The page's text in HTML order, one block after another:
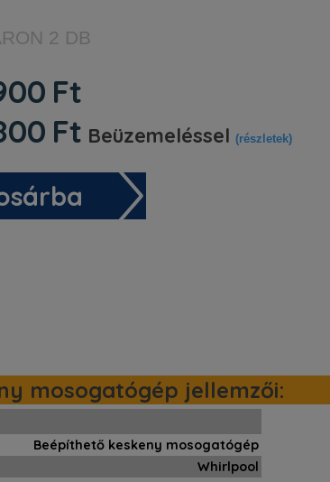
2 DB
Ft
Ft Beüzemeléssel (részletek)
mosogatógép jellemzői:
Beépíthető keskeny mosogatógép
Whirlpool